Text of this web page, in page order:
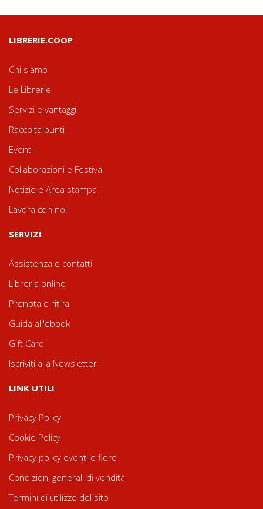
LIBRERIE.COOP
Chi siamo
Le Librerie
Servizi e vantaggi
Raccolta punti
Eventi
Collaborazioni e Festival
Notizie e Area stampa
Lavora con noi
SERVIZI
Assistenza e contatti
Libreria online
Prenota e ritira
Guida all'ebook
Gift Card
Iscriviti alla Newsletter
LINK UTILI
Privacy Policy
Cookie Policy
Privacy policy eventi e fiere
Condizioni generali di vendita
Termini di utilizzo del sito